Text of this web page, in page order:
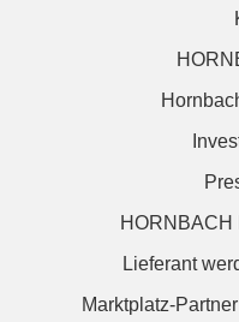
HORNBACH
Lieferant
Marktplatz-